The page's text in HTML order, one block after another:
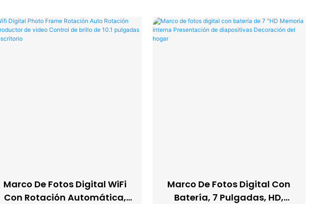
Marco De Fotos Digital WiFi
Con Rotación Automática,
Marco De Fotos Digital Con
Batería, 7 Pulgadas, HD,